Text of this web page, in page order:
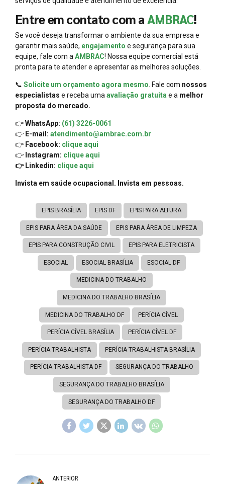
Entre em contato com aAMBRAC!
Se você deseja transformar o ambiente da sua empresa e
garantir mais saúde, engajamento e segurança para sua
equipe, fale com aAMBRAC! Nossa equipe comercial está
pronta para te atender e apresentar as melhores soluções.
📞 Solicite um orçamento agora mesmo. Fale com nossos
especialistas e receba umaavaliação gratuitae a melhor
proposta do mercado.
👉WhatsApp: (61) 3226-0061
👉 E-mail: atendimento@ambrac.com.br
👉 Facebook: clique aqui
👉 Instagram: clique aqui
👉 Linkedin: clique aqui
Invista em saúde ocupacional. Invista em pessoas.
EPIS BRASÍLIA EPIS DF EPIS PARA ALTURA
EPIS PARA ÁREA DA SAÚDE EPIS PARA ÁREA DE LIMPEZA
EPIS PARA CONSTRUÇÃO CIVIL EPIS PARA ELETRICISTA
ESOCIAL ESOCIAL BRASÍLIA ESOCIAL DF
MEDICINA DO TRABALHO
MEDICINA DO TRABALHO BRASÍLIA
MEDICINA DO TRABALHO DF PERÍCIA CÍVEL
PERÍCIA CÍVEL BRASÍLIA PERÍCIA CÍVEL DF
PERÍCIA TRABALHISTA PERÍCIA TRABALHISTA BRASÍLIA
PERÍCIA TRABALHISTA DF SEGURANÇA DO TRABALHO
SEGURANÇA DO TRABALHO BRASÍLIA
SEGURANÇA DO TRABALHO DF
ANTERIOR